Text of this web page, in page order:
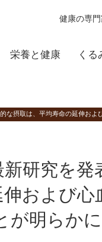
健康の専門
栄養と健康 くる
摂取は、平均寿命の延伸およ
新研究を
および
明らかに